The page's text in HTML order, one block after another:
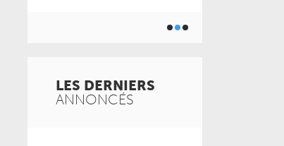
LES DERNIERS
ANNONCÉS